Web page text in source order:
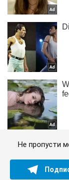
Не пропусти